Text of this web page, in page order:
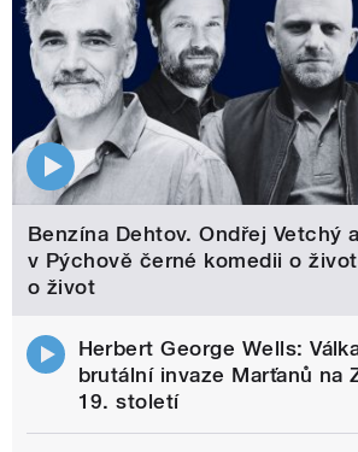
Benzína Dehtov. Ondřej Vetchý
v Pýchově černé komedii o
o život
Herbert George Wells:
brutální invaze Marťanů na
19. století